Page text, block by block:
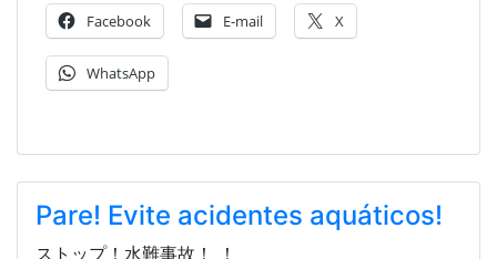
Facebook E-mail X
WhatsApp
Pare! Evite acidentes aquáticos!
ストップ！水難事故！ ！